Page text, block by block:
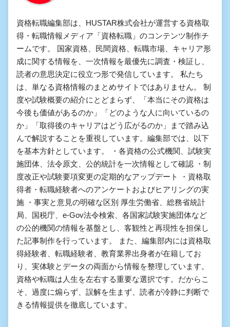
資格転職編集部は、HUSTAR株式会社が運営する資格取
得・転職情報メディア「資格転職」のコンテンツ制作チ
ームです。 国家資格、民間資格、転職市場、キャリア形
成に関する情報を、一次情報を最優先に調査・検証し、
読者の意思決定に役立つ形で発信しています。 私たち
は、単なる資格情報のまとめサイトではありません。 制
度や試験概要の紹介にとどまらず、「本当にその資格は
今後も価値があるのか」「どのような人に向いているの
か」「取得後のキャリアはどう広がるのか」まで踏み込
んで解説することを重視しています。編集部では、以下
を基本方針としています。 ・各資格の公式機関、試験実
施団体、法令原文、公的統計を一次情報として確認 ・制
度改正や試験要項変更の定期的なアップデート ・資格取
得者・転職経験者へのアンケートおよびヒアリングの実
施 ・事実と意見の明確な区別 厚生労働省、総務省統計
局、国税庁、e-Gov法令検索、各国家試験実施団体など
の公的機関の情報を基盤とし、客観性と再現性を担保し
た記事制作を行っています。 また、編集部内には資格取
得経験者、転職経験者、教育業界出身者が在籍してお
り、実体験とデータの両面から情報を整理しています。
資格や転職は人生を左右する重要な選択です。だからこ
そ、過度に煽らず、誤解を生まず、読者が冷静に判断で
きる情報提供を徹底しています。